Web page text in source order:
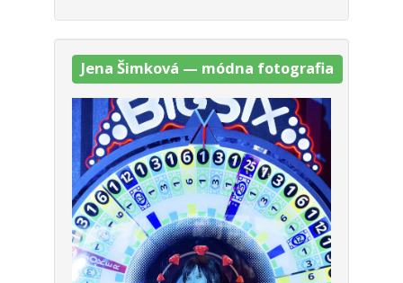
Jena Šim­ko­vá — mód­na foto­gra­fia